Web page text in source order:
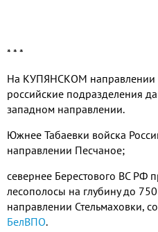
* * *
На КУПЯНСКОМ направлении
российские подразделения
западном направлении.
Южнее Табаевки войска
направлении Песчаное;
севернее Берестового ВС РФ
лесополосы на глубину до
направлении Стельмаховки,
БелВПО.